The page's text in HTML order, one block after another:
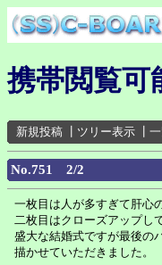
携帯閲覧可
新規投稿 ツリー表示
No.751 2/2
一枚目は人が多すぎて肝心
二枚目はクローズアップして
盛大な結婚式ですが最後の
描かせていただきました。